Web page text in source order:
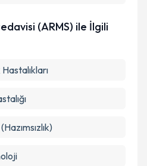
(ARMS) ile İlgili